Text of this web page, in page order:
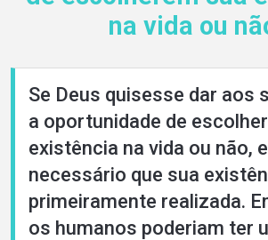
About
Languages
na vida ou
Se Deus quisesse dar aos
a oportunidade de
existência na vida ou não,
necessário que sua
primeiramente realizada.
os humanos poderiam ter